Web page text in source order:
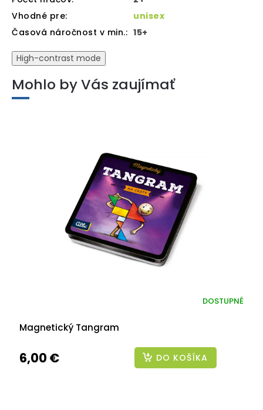
Vhodné pre:
unisex
Časová náročnost v min.: 15+
High-contrast mode
Mohlo by Vás zaujímať
Magnetický Tangram
DOSTUPNÉ
6,00 € DO KOŠÍKA